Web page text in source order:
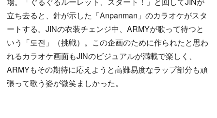
立ち去ると、針が示した「Anpanman」のカラオケがスタ
ートする。JINの衣装チェンジ中、ARMYが歌って待つと
いう「도전」（挑戦）。この企画のために作られたと思わ
れるカラオケ画面もJINのビジュアルが満載で楽しく、
ARMYもその期待に応えようと高難易度なラップ部分も頑
張って歌う姿が微笑ましかった。